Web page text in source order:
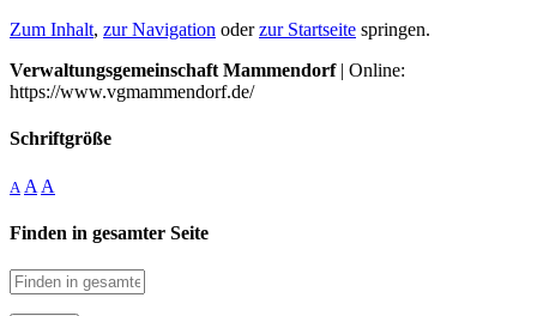
Zum Inhalt, zur Navigation oderzur Startseite springen.
Verwaltungsgemeinschaft Mammendorf| Online:
https://www.vgmammendorf.de/
Schriftgröße
A A A
Finden in gesamter Seite